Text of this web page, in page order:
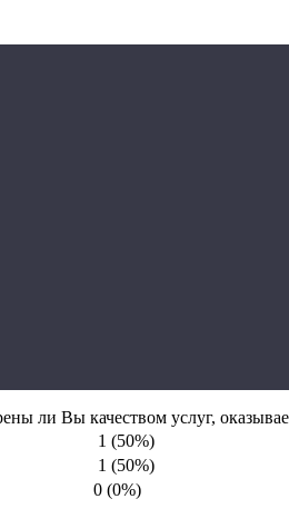
ли Вы качеством услуг,
1 (50%)
1 (50%)
0 (0%)